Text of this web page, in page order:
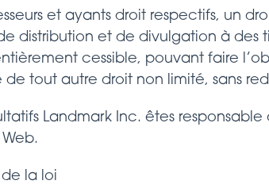
et ayants droit respectifs, un
distribution et de divulgation à des
cessible, pouvant faire
de tout autre droit non limité, sans
Landmark Inc. êtes
la loi